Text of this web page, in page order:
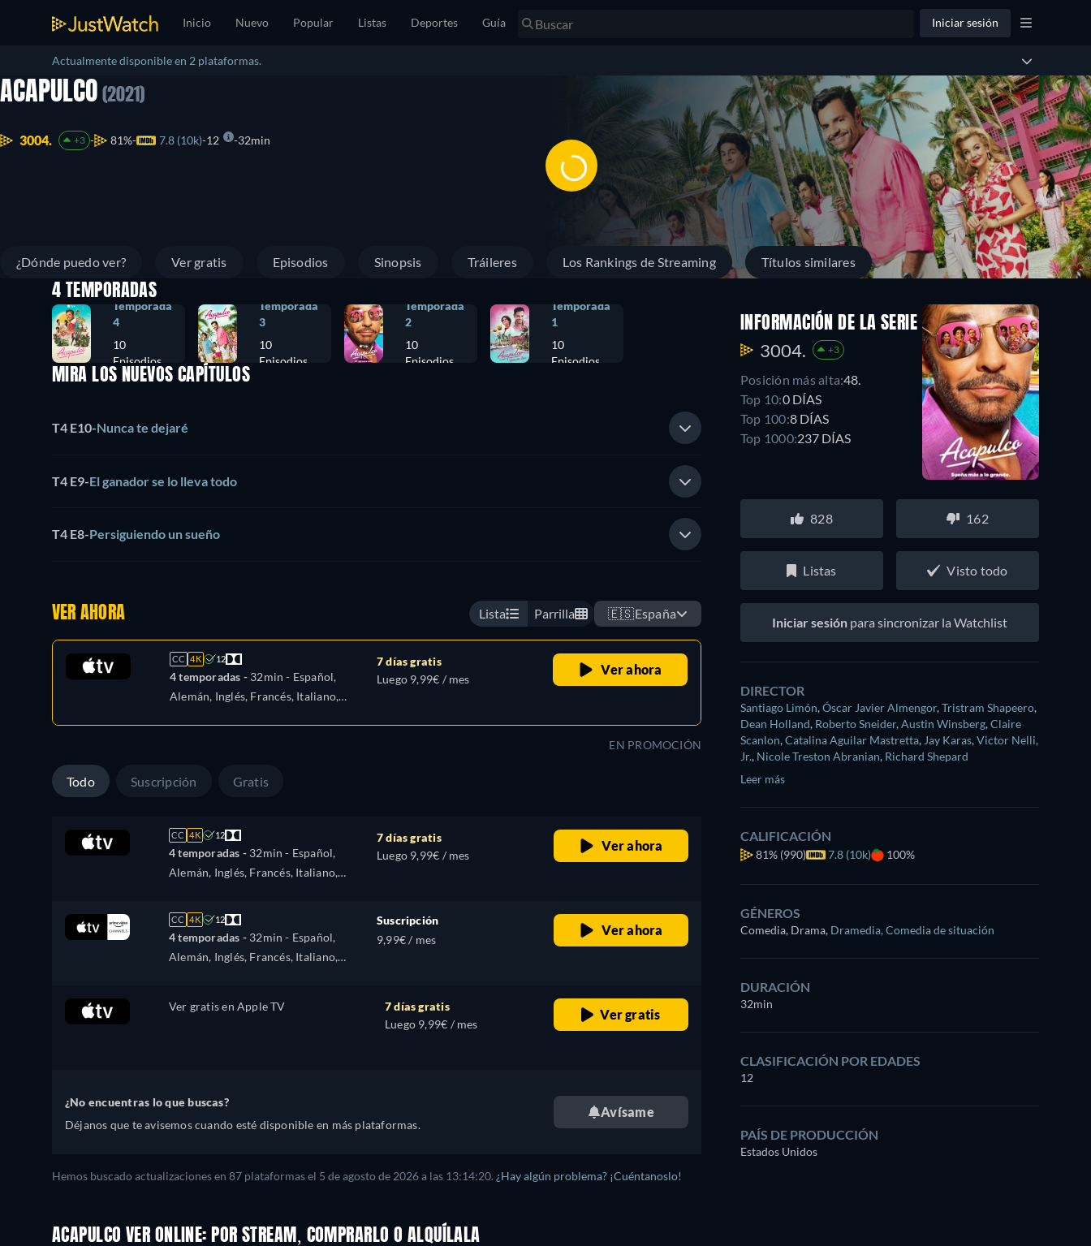
Inicio Nuevo Popular Listas Deportes Guía Iniciar sesión
Actualmente disponible en 2 plataformas.
ACAPULCO (2021)
3004. +3 81% 7.8 (10k) 12 32min
¿Dónde puedo ver? Ver gratis Episodios Sinopsis Tráileres Los Rankings de Streaming Títulos similares
4 TEMPORADAS
Temporada
4
10
Episodios
Temporada
3
10
Episodios
Temporada
2
10
Episodios
Temporada
1
10
Episodios
MIRA LOS NUEVOS CAPÍTULOS
T4 E10-Nunca te dejaré
T4 E9-El ganador se lo lleva todo
T4 E8-Persiguiendo un sueño
VER AHORA Lista Parrilla 🇪🇸España
CC 4K 12
4 temporadas - 32min - Español,
Alemán, Inglés, Francés, Italiano,
7 días gratis
Luego 9,99€ / mes
Ver ahora
EN PROMOCIÓN
Todo Suscripción Gratis
CC 4K 12
4 temporadas - 32min - Español,
Alemán, Inglés, Francés, Italiano,
7 días gratis
Luego 9,99€ / mes
Ver ahora
CC 4K 12
4 temporadas - 32min - Español,
Alemán, Inglés, Francés, Italiano,
Suscripción
9,99€ / mes
Ver ahora
Ver gratis en Apple TV
7 días gratis
Luego 9,99€ / mes
Ver gratis
¿No encuentras lo que buscas?
Déjanos que te avisemos cuando esté disponible en más plataformas.
Avísame
Hemos buscado actualizaciones en 87 plataformas el 5 de agosto de 2026a las 13:14:20. ¿Hay algún problema? ¡Cuéntanoslo!
ACAPULCO VER ONLINE: POR STREAM, COMPRARLO O ALQUÍLALA
INFORMACIÓN DE LA SERIE
3004. +3
Posición más alta:48.
Top 10:0 DÍAS
Top 100:8 DÍAS
Top 1000:237 DÍAS
828 162
Listas Visto todo
Iniciar sesión para sincronizar la Watchlist
DIRECTOR
Santiago Limón,Óscar Javier Almengor,Tristram Shapeero,
Dean Holland, Roberto Sneider,Austin Winsberg,Claire
Scanlon,Catalina Aguilar Mastretta, Jay Karas,Victor Nelli,
Jr., Nicole Treston Abranian, Richard Shepard
Leer más
CALIFICACIÓN
81% (990) 7.8 (10k) 100%
GÉNEROS
Comedia, Drama, Dramedia, Comedia de situación
DURACIÓN
32min
CLASIFICACIÓN POR EDADES
12
PAÍS DE PRODUCCIÓN
Estados Unidos